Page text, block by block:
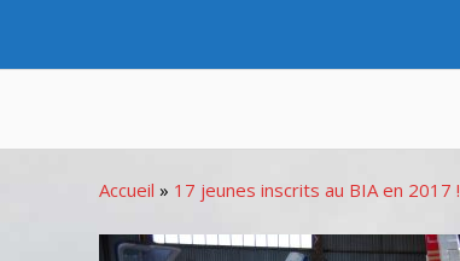
Accueil » 17 jeunes inscrits au BIA en 2017 !